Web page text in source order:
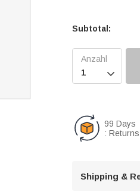
Subtotal:

99 Days
: Returns
Shipping &